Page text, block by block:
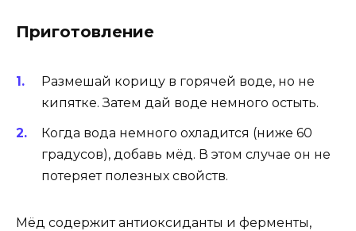
Приготовление
Размешай корицу в горячей воде, но не
кипятке. Затем дай воде немного остыть.
Когда вода немного охладится (ниже 60
градусов), добавь мёд. В этом случае он не
потеряет полезных свойств.
Мёд содержит антиоксиданты и ферменты,